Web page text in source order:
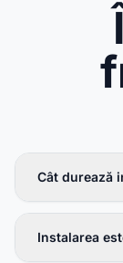
Cât durează
Instalarea